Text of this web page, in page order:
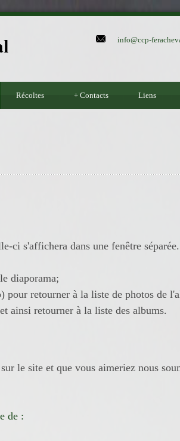
info@ccp-
Récoltes Contacts
+ Liens
ci s'affichera dans une fenêtre séparée.
diaporama;
retourner à la liste de photos de
ainsi retourner à la liste des albums.
le site et que vous aimeriez nous
de :